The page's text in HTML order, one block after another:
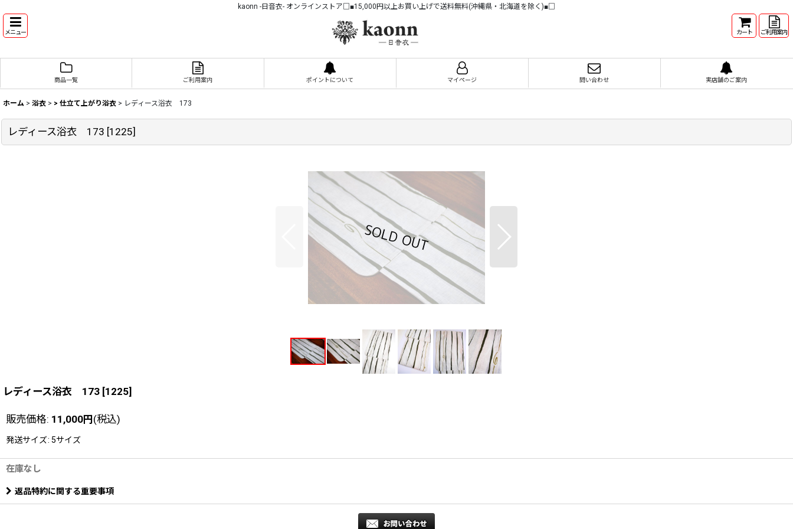
kaonn -日音衣- オンラインストア□■15,000円以上お買い上げで送料無料(沖縄県・北海道を除く)■□
メニュー カート ご利用案内
商品一覧 ご利用案内 ポイントについて マイページ 問い合わせ 実店舗のご案内
ホーム > 浴衣 > > 仕立て上がり浴衣 > レディース浴衣 173
レディース浴衣 173 [1225]
レディース浴衣 173 [1225]
販売価格: 11,000円(税込)
発送サイズ: 5サイズ
在庫なし
返品特約に関する重要事項